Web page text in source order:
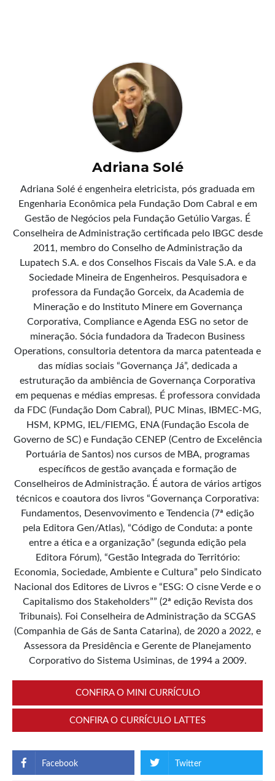
Adriana Solé
Adriana Solé é engenheira eletricista, pós graduada em
Engenharia Econômica pela Fundação Dom Cabral e em
Gestão de Negócios pela Fundação Getúlio Vargas. É
Conselheira de Administração certificada pelo IBGC desde
2011, membro do Conselho de Administração da
Lupatech S.A. e dos Conselhos Fiscais da Vale S.A. e da
Sociedade Mineira de Engenheiros. Pesquisadora e
professora da Fundação Gorceix, da Academia de
Mineração e do Instituto Minere em Governança
Corporativa, Compliance e Agenda ESG no setor de
mineração. Sócia fundadora da Tradecon Business
Operations, consultoria detentora da marca patenteada e
das mídias sociais “Governança Já”, dedicada a
estruturação da ambiência de Governança Corporativa
em pequenas e médias empresas. É professora convidada
da FDC (Fundação Dom Cabral), PUC Minas, IBMEC-MG,
HSM, KPMG, IEL/FIEMG, ENA (Fundação Escola de
Governo de SC) e Fundação CENEP (Centro de Excelência
Portuária de Santos) nos cursos de MBA, programas
específicos de gestão avançada e formação de
Conselheiros de Administração. É autora de vários artigos
técnicos e coautora dos livros “Governança Corporativa:
Fundamentos, Desenvovimento e Tendencia (7ª edição
pela Editora Gen/Atlas), “Código de Conduta: a ponte
entre a ética e a organização” (segunda edição pela
Editora Fórum), “Gestão Integrada do Território:
Economia, Sociedade, Ambiente e Cultura” pelo Sindicato
Nacional dos Editores de Livros e “ESG: O cisne Verde e o
Capitalismo dos Stakeholders”” (2ª edição Revista dos
Tribunais). Foi Conselheira de Administração da SCGAS
(Companhia de Gás de Santa Catarina), de 2020 a 2022, e
Assessora da Presidência e Gerente de Planejamento
Corporativo do Sistema Usiminas, de 1994 a 2009.
CONFIRA O MINI CURRÍCULO
CONFIRA O CURRÍCULO LATTES
Facebook Twitter